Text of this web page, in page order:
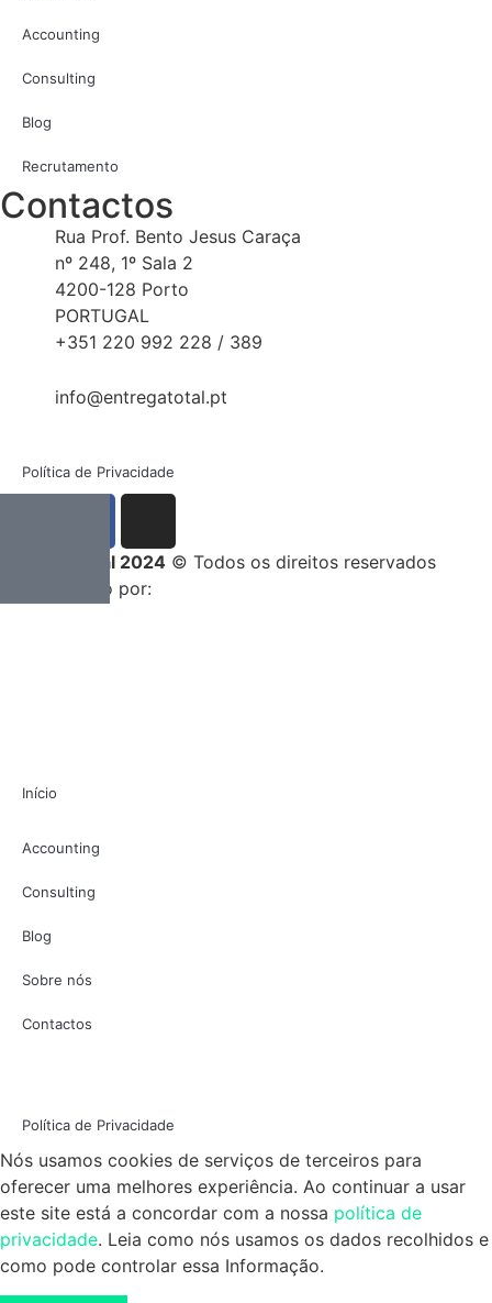
Accounting
Consulting
Blog
Recrutamento
Contactos
Rua Prof. Bento Jesus Caraça
nº 248, 1º Sala 2
4200-128 Porto
PORTUGAL
+351 220 992 228 / 389
info@entregatotal.pt
Política de Privacidade
Entrega Total 2024 © Todos os direitos reservados
Desenvolvido por:
Início
Accounting
Consulting
Blog
Sobre nós
Contactos
Política de Privacidade
Nós usamos cookies de serviços de terceiros para
oferecer uma melhores experiência. Ao continuar a usar
este site está a concordar com a nossa política de
privacidade. Leia como nós usamos os dados recolhidos e
como pode controlar essa Informação.